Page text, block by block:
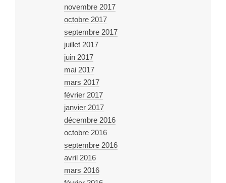
novembre 2017
octobre 2017
septembre 2017
juillet 2017
juin 2017
mai 2017
mars 2017
février 2017
janvier 2017
décembre 2016
octobre 2016
septembre 2016
avril 2016
mars 2016